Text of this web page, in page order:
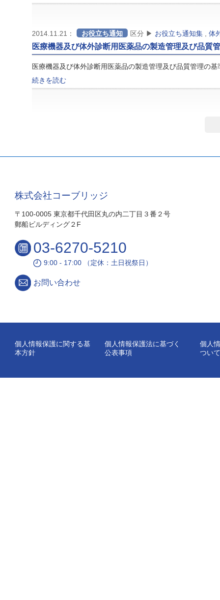
2014.11.21： お役立ち通知 区分 ▶ お役立ち通知集 体
医療機器及び体外診断用医薬品の製造管理及び品質
医療機器及び体外診断用医薬品の製造管理及び品質管理の
続きを読む
株式会社コーブリッジ
〒100-0005 東京都千代田区丸の内二丁目３番２号
郵船ビルディング２F
03-6270-5210
9:00 - 17:00 （定休：土日祝祭日）
お問い合わせ
個人情報保護に関する基
本方針
個人情報保護法に基づく
公表事項
個人
ついて